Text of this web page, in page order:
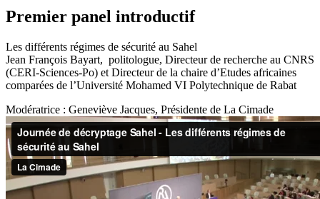
Premier panel introductif
Les différents régimes de sécurité au Sahel
Jean François Bayart, politologue, Directeur de recherche au CNRS
(CERI-Sciences-Po) et Directeur de la chaire d’Etudes africaines
comparées de l’Université Mohamed VI Polytechnique de Rabat
Modératrice : Geneviève Jacques, Présidente de La Cimade